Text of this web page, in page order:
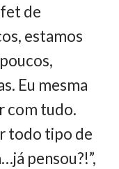
de
estamos
Eu mesma
com tudo.
todo tipo de
pensou?!”,